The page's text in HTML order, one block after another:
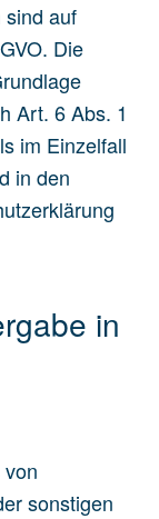
sind auf
Die
Art. 6 Abs. 1
im Einzelfall
in den
in
sonstigen